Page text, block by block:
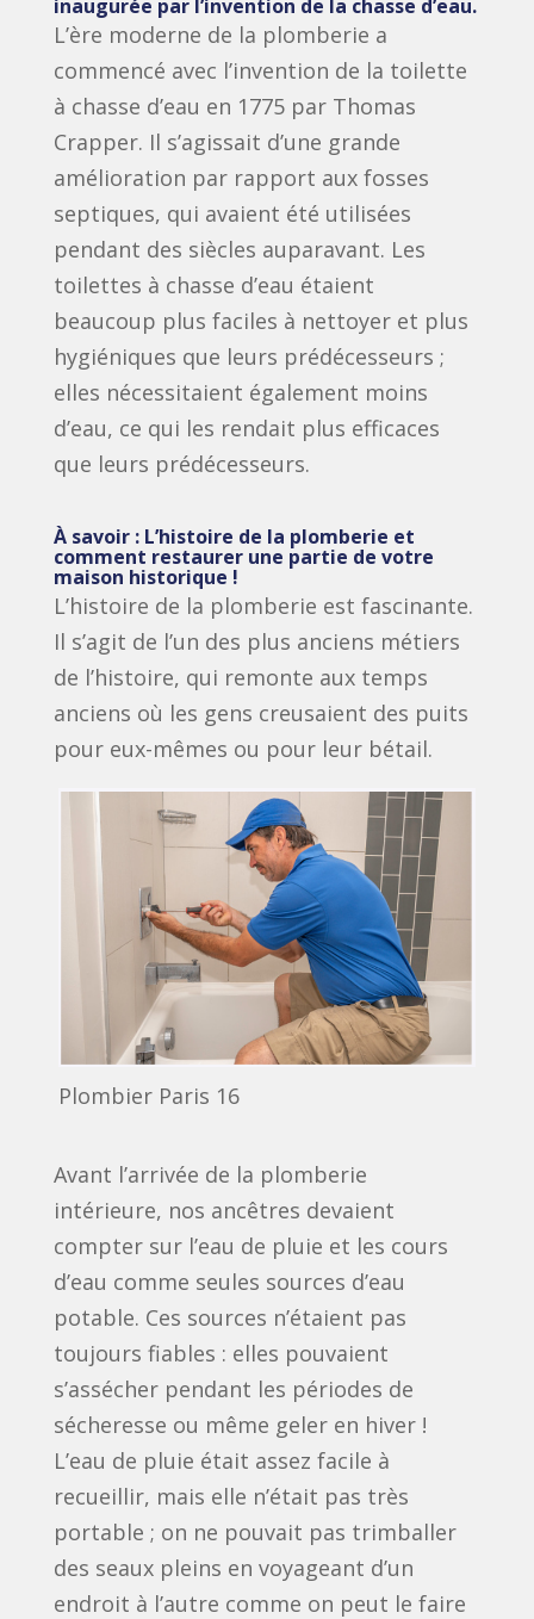
inaugurée par l’invention de la chasse d’eau.
L’ère moderne de la plomberie a
commencé avec l’invention de la toilette
à chasse d’eau en 1775 par Thomas
Crapper. Il s’agissait d’une grande
amélioration par rapport aux fosses
septiques, qui avaient été utilisées
pendant des siècles auparavant. Les
toilettes à chasse d’eau étaient
beaucoup plus faciles à nettoyer et plus
hygiéniques que leurs prédécesseurs ;
elles nécessitaient également moins
d’eau, ce qui les rendait plus efficaces
que leurs prédécesseurs.
À savoir : L’histoire de la plomberie et
comment restaurer une partie de votre
maison historique !
L’histoire de la plomberie est fascinante.
Il s’agit de l’un des plus anciens métiers
de l’histoire, qui remonte aux temps
anciens où les gens creusaient des puits
pour eux-mêmes ou pour leur bétail.
Plombier Paris 16
Avant l’arrivée de la plomberie
intérieure, nos ancêtres devaient
compter sur l’eau de pluie et les cours
d’eau comme seules sources d’eau
potable. Ces sources n’étaient pas
toujours fiables : elles pouvaient
s’assécher pendant les périodes de
sécheresse ou même geler en hiver !
L’eau de pluie était assez facile à
recueillir, mais elle n’était pas très
portable ; on ne pouvait pas trimballer
des seaux pleins en voyageant d’un
endroit à l’autre comme on peut le faire